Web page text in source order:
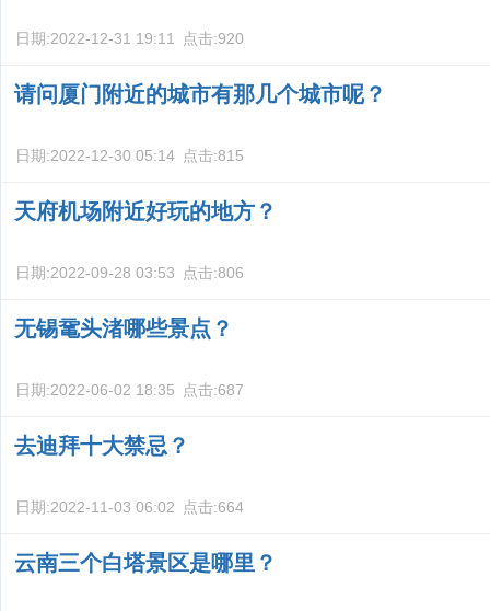
日期:2022-12-31 19:11 点击:920
请问厦门附近的城市有那几个城市呢？
日期:2022-12-30 05:14 点击:815
天府机场附近好玩的地方？
日期:2022-09-28 03:53 点击:806
无锡鼋头渚哪些景点？
日期:2022-06-02 18:35 点击:687
去迪拜十大禁忌？
日期:2022-11-03 06:02 点击:664
云南三个白塔景区是哪里？